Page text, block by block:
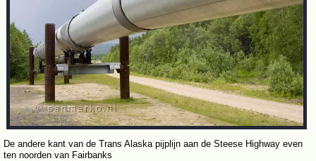
De andere kant van de Trans Alaska pijplijn aan de Steese Highway even
ten noorden van Fairbanks